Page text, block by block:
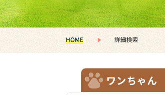
HOME 詳細検索
ワンちゃん